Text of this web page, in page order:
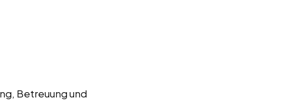
Betreuung und